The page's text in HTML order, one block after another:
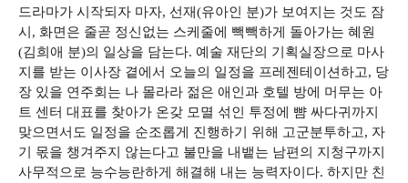
드라마가 시작되자 마자, 선재(유아인 분)가 보여지는 것도 잠
시, 화면은 줄곧 정신없는 스케줄에 빽빽하게 돌아가는 혜원
(김희애 분)의 일상을 담는다. 예술 재단의 기획실장으로 마사
지를 받는 이사장 곁에서 오늘의 일정을 프레젠테이션하고, 당
장 있을 연주회는 나 몰라라 젊은 애인과 호텔 방에 머무는 아
트 센터 대표를 찾아가 온갖 모멸 섞인 투정에 뺨 싸다귀까지
맞으면서도 일정을 순조롭게 진행하기 위해 고군분투하고, 자
기 몫을 챙겨주지 않는다고 불만을 내뱉는 남편의 지청구까지
사무적으로 능수능란하게 해결해 내는 능력자이다. 하지만 친